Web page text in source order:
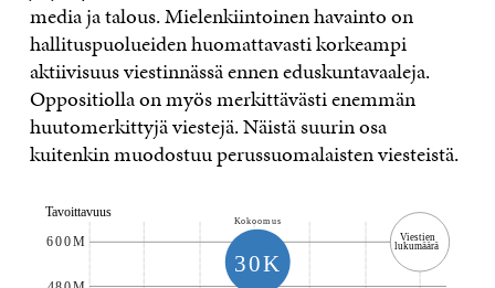
media ja talous. Mielenkiintoinen havainto on
hallituspuolueiden huomattavasti korkeampi
aktiivisuus viestinnässä ennen eduskuntavaaleja.
Oppositiolla on myös merkittävästi enemmän
huutomerkittyjä viestejä. Näistä suurin osa
kuitenkin muodostuu perussuomalaisten viesteistä.